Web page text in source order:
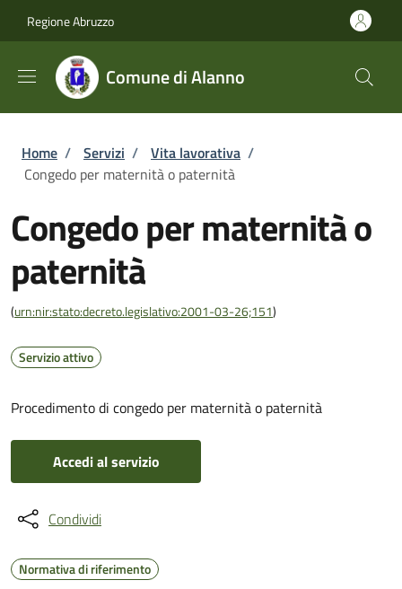
Regione Abruzzo
Comune di Alanno
Briciole di pane
Home / Servizi / Vita lavorativa /
Congedo per maternità o paternità
Congedo per maternità o
paternità
(urn:nir:stato:decreto.legislativo:2001-03-26;151)
Servizio attivo
Procedimento di congedo per maternità o paternità
Accedi al servizio
Condividi
Normativa di riferimento